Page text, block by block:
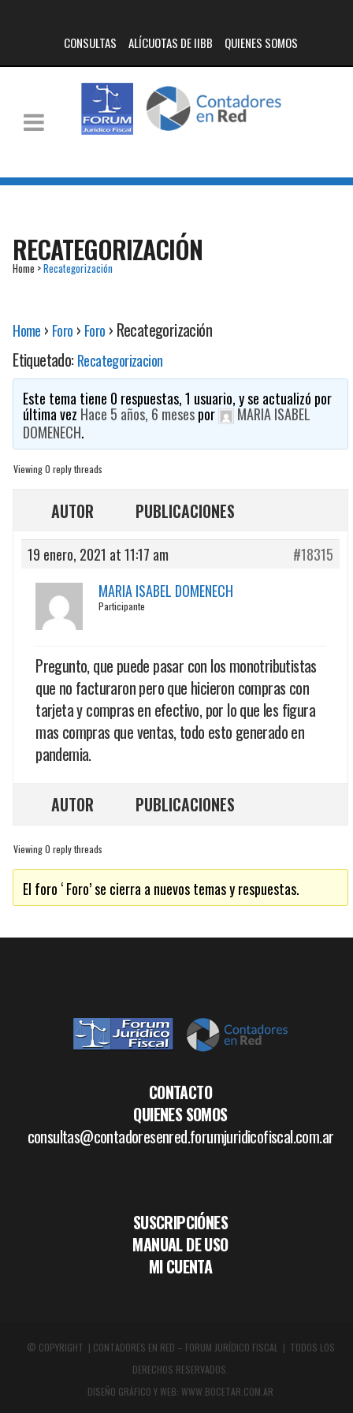
CONSULTAS ALÍCUOTAS DE IIBB QUIENES SOMOS
RECATEGORIZACIÓN
Home >Recategorización
Home › Foro › Foro › Recategorización
Etiquetado:Recategorizacion
Este tema tiene 0 respuestas, 1 usuario, y se actualizó por
última vez Hace 5 años, 6 mesespor
MARIA ISABEL
DOMENECH.
Viewing 0 reply threads
AUTOR PUBLICACIONES
19 enero, 2021 at 11:17 am
#18315
MARIA ISABEL DOMENECH
Participante
Pregunto, que puede pasar con los monotributistas
que no facturaron pero que hicieron compras con
tarjeta y compras en efectivo, por lo que les figura
mas compras que ventas, todo esto generado en
pandemia.
AUTOR PUBLICACIONES
Viewing 0 reply threads
El foro ‘ Foro’ se cierra a nuevos temas y respuestas.
CONTACTO
QUIENES SOMOS
consultas@contadoresenred.forumjuridicofiscal.com.ar
SUSCRIPCIÓNES
MANUAL DE USO
MI CUENTA
© COPYRIGHT | CONTADORES EN RED – FORUM JURÍDICO FISCAL | TODOS LOS
DERECHOS RESERVADOS.
DISEÑO GRÁFICO Y WEB: WWW.BOCETAR.COM.AR